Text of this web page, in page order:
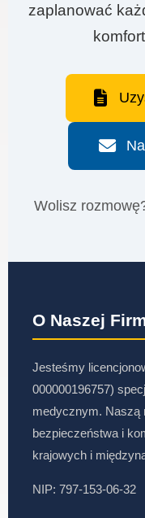
zaplanować
Wolisz
O Naszej
Jesteśmy
000000196757)
medycznym. Naszą
bezpieczeństwa i
krajowych i
NIP: 797-153-06-32